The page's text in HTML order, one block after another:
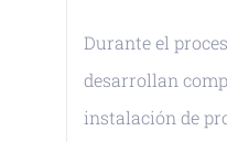
Durante el
desarrollan
instalación de